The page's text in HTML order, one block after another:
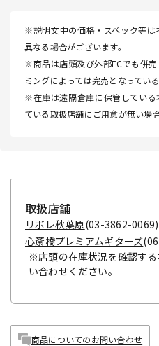
※説明文中の価格・スペック等
異なる場合がございます。
※商品は店頭及び外部ECでも併
ミングによっては完売となってい
※在庫は遠隔倉庫に保管してい
ている取扱店舗にご用意が無い場
取扱店舗
リボレ秋葉原(03-3862-0069)
心斎橋プレミアムギターズ
※店頭の在庫状況を確認す
い合わせください。
商品についてのお問い合わせ